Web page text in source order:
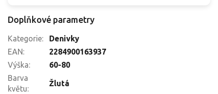
Doplňkové parametry
Kategorie:
Denivky
EAN:
2284900163937
Výška:
60-80
Barva
květu:
Žlutá